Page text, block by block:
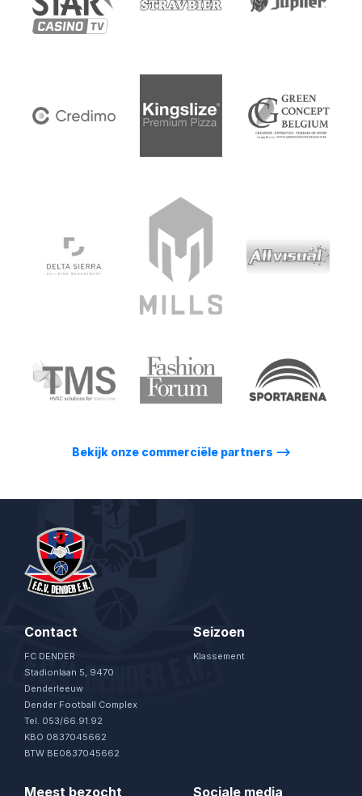
Bekijk onze commerciële partners ⟶
Contact
FC DENDER
Stadionlaan 5, 9470
Denderleeuw
Dender Football Complex
Tel. 053/66.91.92
KBO 0837045662
BTW BE0837045662
Seizoen
Klassement
Meest bezocht Sociale media